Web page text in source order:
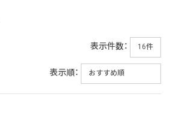
表示件数：
表示順：